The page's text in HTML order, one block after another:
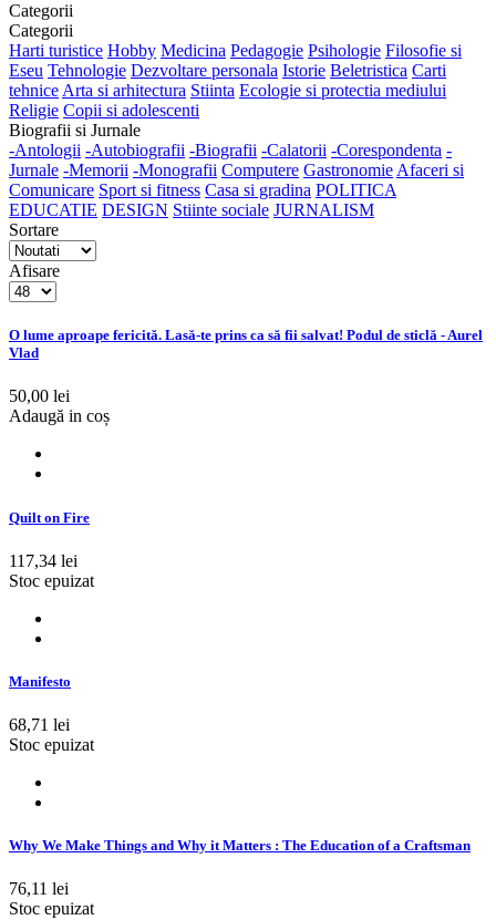
Categorii
Categorii
Harti turistice Hobby Medicina Pedagogie Psihologie Filosofie si
Eseu Tehnologie Dezvoltare personala Istorie Beletristica Carti
tehnice Arta si arhitectura Stiinta Ecologie si protectia mediului
Religie Copii si adolescenti
Biografii si Jurnale
-Antologii -Autobiografii -Biografii -Calatorii -Corespondenta -
Jurnale -Memorii -Monografii Computere Gastronomie Afaceri si
Comunicare Sport si fitness Casa si gradina POLITICA
EDUCATIE DESIGN Stiinte sociale JURNALISM
Sortare
Afisare
O lume aproape fericită. Lasă-te prins ca să fii salvat! Podul de sticlă - Aurel
Vlad
50,00 lei
Adaugă in coș
Quilt on Fire
117,34 lei
Stoc epuizat
Manifesto
68,71 lei
Stoc epuizat
Why We Make Things and Why it Matters : The Education of a Craftsman
76,11 lei
Stoc epuizat